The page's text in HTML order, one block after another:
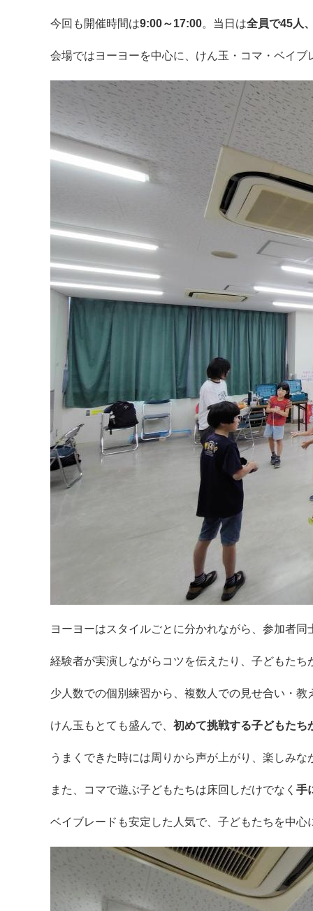
今回も開催時間は9:00～17:00。当日は全員で45人
会場ではヨーヨーを中心に、けん玉・コマ・ベイ
ヨーヨーはスタイルごとに分かれながら、参加者同
経験者が実演しながらコツを伝えたり、子どもた
少人数での個別練習から、複数人での見せ合い・
けん玉もとても盛んで、 初めて挑戦する子どもたち
うまくできた時には周りから声が上がり、楽しみ
また、コマで遊ぶ子どもたちは床回しだけでなく 手
ベイブレードも安定した人気で、子どもたちを中